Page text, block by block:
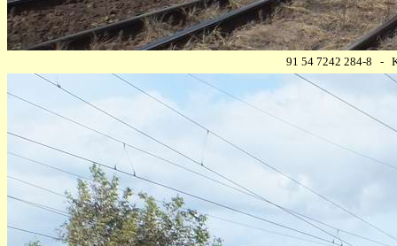
91 54 7242 284-8 -